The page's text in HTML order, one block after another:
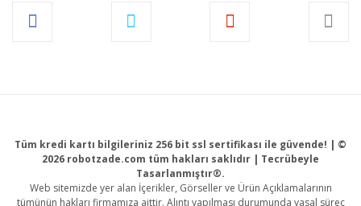
Tüm kredi kartı bilgileriniz 256 bit ssl sertifikası ile güvende! | ©
2026 robotzade.com tüm hakları saklıdır | Tecrübeyle
Tasarlanmıştır®.
Web sitemizde yer alan İçerikler, Görseller ve Ürün Açıklamalarının
tümünün hakları firmamıza aittir. Alıntı yapılması durumunda yasal süreç